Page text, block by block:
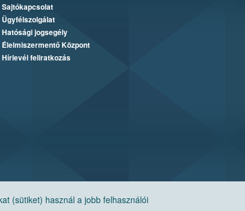
(sütiket) használ a jobb felhasználói
Sajtókapcsolat
Ügyfélszolgálat
Hatósági jogsegély
Élelmiszermentő Központ
Hírlevél feliratkozás